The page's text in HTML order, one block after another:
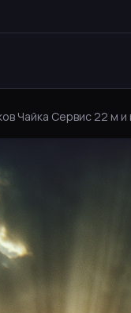
Чайка Сервис 22 м